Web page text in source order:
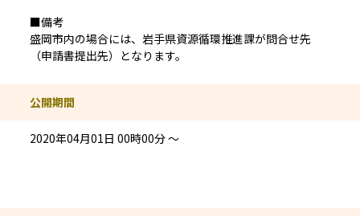
■備考
盛岡市内の場合には、岩手県資源循環推進課が問合せ先
（申請書提出先）となります。
公開期間
2020年04月01日 00時00分 ～